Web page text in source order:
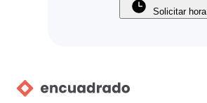
Solicitar hora